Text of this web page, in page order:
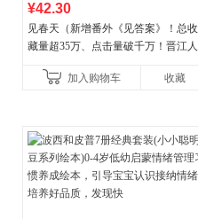
¥42.30
见春天（新增番外《见答案》！总收
藏量超35万、点击量破千万！晋江人
加入购物车
收藏